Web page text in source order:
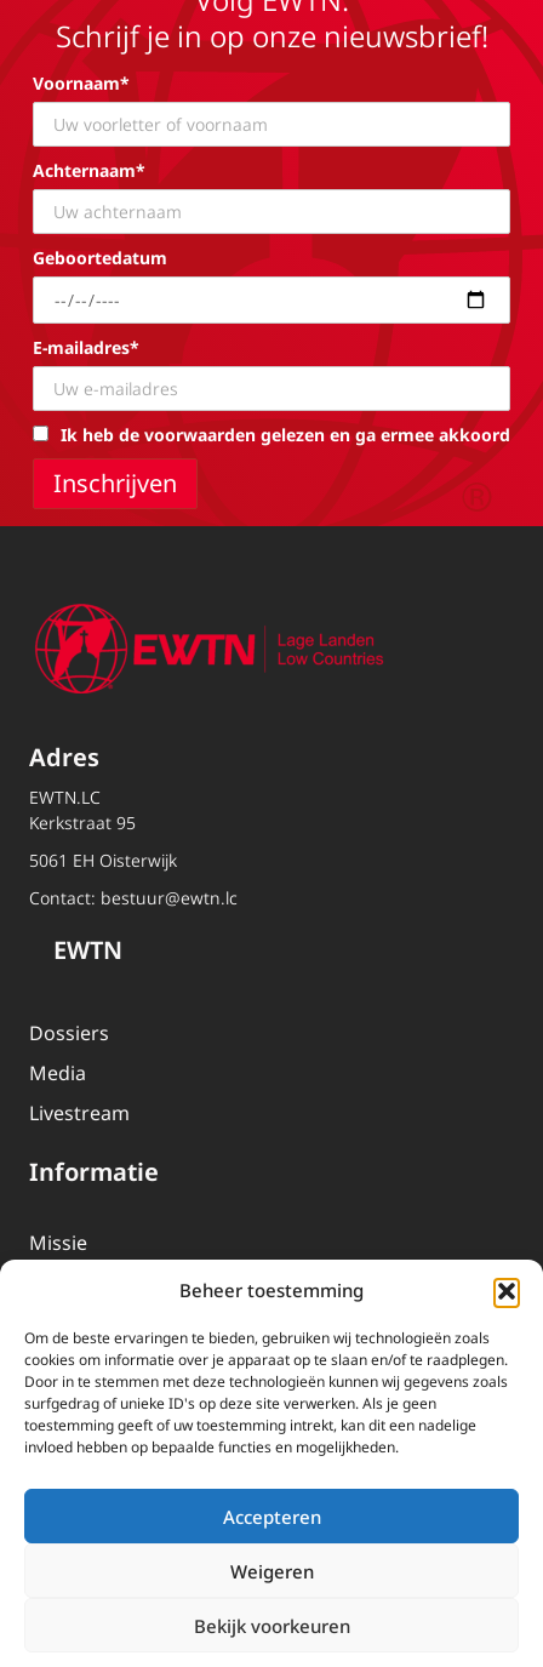
Beheer toestemming
Om de beste ervaringen te bieden, gebruiken wij technologieën zoals
cookies om informatie over je apparaat op te slaan en/of te raadplegen.
Door in te stemmen met deze technologieën kunnen wij gegevens zoals
surfgedrag of unieke ID's op deze site verwerken. Als je geen
toestemming geeft of uw toestemming intrekt, kan dit een nadelige
invloed hebben op bepaalde functies en mogelijkheden.
Accepteren
Weigeren
Bekijk voorkeuren
Schrijf je in op onze nieuwsbrief!
Voornaam*
Achternaam*
Geboortedatum
E-mailadres*
Ik heb de voorwaarden gelezen en ga ermee akkoord
Adres
EWTN.LC
Kerkstraat 95
5061 EH Oisterwijk
Contact: bestuur@ewtn.lc
EWTN
Dossiers
Media
Livestream
Informatie
Missie
EWTN-Team
Organisatiegegevens
Doneren
EWTN wordt uitsluitend gefinancierd door uw donaties.
Wij ontvangen bewust geen advertentie-inkomsten of